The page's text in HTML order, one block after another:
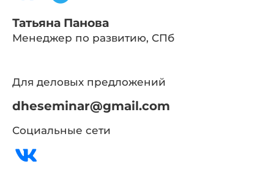
Татьяна Панова
Менеджер по развитию, СПб
Для деловых предложений
dheseminar@gmail.com
Социальные сети